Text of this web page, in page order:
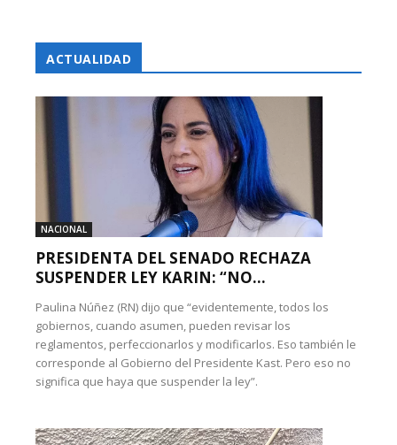
ACTUALIDAD
NACIONAL
PRESIDENTA DEL SENADO RECHAZA
SUSPENDER LEY KARIN: “NO...
Paulina Núñez (RN) dijo que “evidentemente, todos los
gobiernos, cuando asumen, pueden revisar los
reglamentos, perfeccionarlos y modificarlos. Eso también le
corresponde al Gobierno del Presidente Kast. Pero eso no
significa que haya que suspender la ley”.